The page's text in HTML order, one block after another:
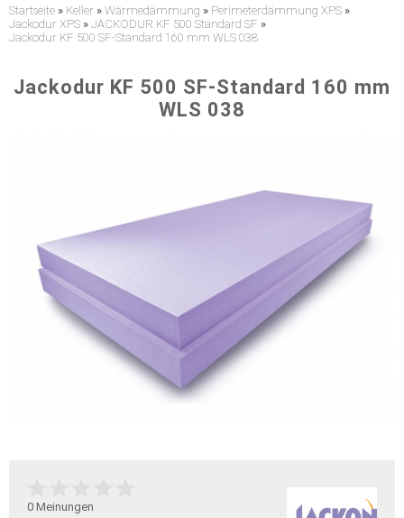
Startseite » Keller » Wärmedämmung » Perimeterdämmung XPS »
Jackodur XPS » JACKODUR KF 500 Standard SF »
Jackodur KF 500 SF-Standard 160 mm WLS 038
Jackodur KF 500 SF-Standard 160 mm
WLS 038
0 Meinungen